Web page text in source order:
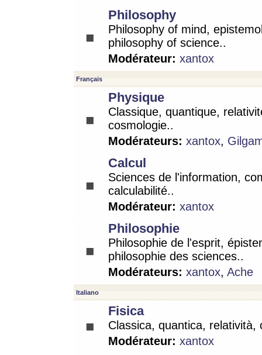
Philosophy
Philosophy of mind,
philosophy of science..
Modérateur: xantox
Français
Physique
Classique, quantique,
cosmologie..
Modérateurs: xantox,
Calcul
Sciences de l'information,
calculabilité..
Modérateur: xantox
Philosophie
Philosophie de l'esprit,
philosophie des sciences..
Modérateurs: xantox, Ache
Italiano
Fisica
Classica, quantica, relatività,
Modérateur: xantox